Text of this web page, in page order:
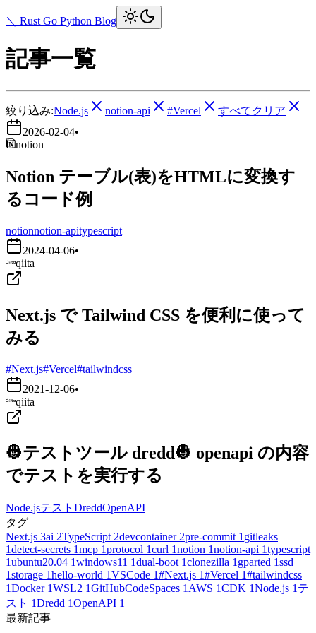
＼ Rust Go Python Blog
記事一覧
絞り込み:Node.js notion-api #Vercel
すべてクリア
2026-02-04•
notion
Notion テーブル(表)をHTMLに変換す
るコード例
notionnotion-apitypescript
2024-04-06•
qiita
Next.js で Tailwind CSS を便利に使って
みる
#Next.js#Vercel#tailwindcss
2021-12-06•
qiita
👷テストツール dredd👷 openapi の内容
でテストを実行する
Node.jsテスト DreddOpenAPI
タグ
Next.js 3ai 2TypeScript 2devcontainer 2pre-commit 1 gitleaks
1detect-secrets 1mcp 1protocol 1curl 1notion 1notion-api 1typescript
1ubuntu20.04 1windows11 1dual-boot 1clonezilla 1 gparted 1ssd
1storage 1hello-world 1VSCode 1#Next.js 1#Vercel 1#tailwindcss
1Docker 1WSL2 1GitHubCodeSpaces 1 AWS 1CDK 1Node.js 1 テ
スト 1Dredd 1OpenAPI 1
最新記事